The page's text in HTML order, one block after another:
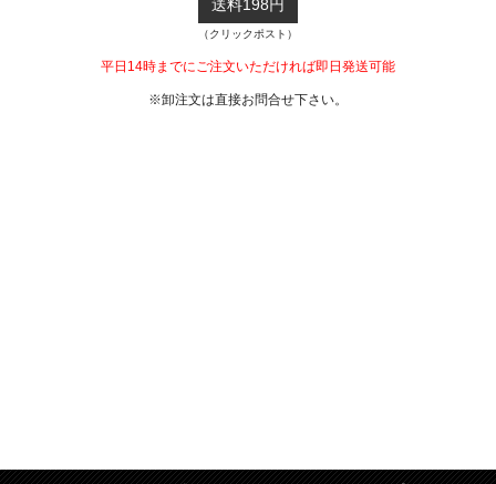
送料198円
（クリックポスト）
平日14時までにご注文いただければ即日発送可能
※卸注文は直接お問合せ下さい。